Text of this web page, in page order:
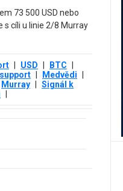
73 500 USD nebo
s cíli u linie 2/8 Murray
| USD | BTC |
| Medvědi |
Murray | Signál k
|